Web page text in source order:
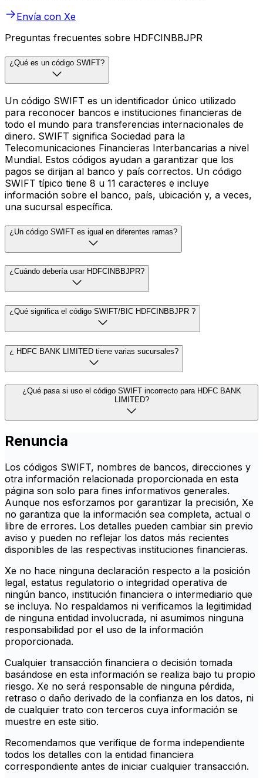
Envía con Xe
Preguntas frecuentes sobre HDFCINBBJPR
¿Qué es un código SWIFT?
Un código SWIFT es un identificador único utilizado
para reconocer bancos e instituciones financieras de
todo el mundo para transferencias internacionales de
dinero. SWIFT significa Sociedad para la
Telecomunicaciones Financieras Interbancarias a nivel
Mundial. Estos códigos ayudan a garantizar que los
pagos se dirijan al banco y país correctos. Un código
SWIFT típico tiene 8 u 11 caracteres e incluye
información sobre el banco, país, ubicación y, a veces,
una sucursal específica.
¿Un código SWIFT es igual en diferentes ramas?
¿Cuándo debería usar HDFCINBBJPR?
¿Qué significa el código SWIFT/BIC HDFCINBBJPR ?
¿ HDFC BANK LIMITED tiene varias sucursales?
¿Qué pasa si uso el código SWIFT incorrecto para HDFC BANK
LIMITED?
Renuncia
Los códigos SWIFT, nombres de bancos, direcciones y
otra información relacionada proporcionada en esta
página son solo para fines informativos generales.
Aunque nos esforzamos por garantizar la precisión, Xe
no garantiza que la información sea completa, actual o
libre de errores. Los detalles pueden cambiar sin previo
aviso y pueden no reflejar los datos más recientes
disponibles de las respectivas instituciones financieras.
Xe no hace ninguna declaración respecto a la posición
legal, estatus regulatorio o integridad operativa de
ningún banco, institución financiera o intermediario que
se incluya. No respaldamos ni verificamos la legitimidad
de ninguna entidad involucrada, ni asumimos ninguna
responsabilidad por el uso de la información
proporcionada.
Cualquier transacción financiera o decisión tomada
basándose en esta información se realiza bajo tu propio
riesgo. Xe no será responsable de ninguna pérdida,
retraso o daño derivado de la confianza en los datos, ni
de cualquier trato con terceros cuya información se
muestre en este sitio.
Recomendamos que verifique de forma independiente
todos los detalles con la entidad financiera
correspondiente antes de iniciar cualquier transacción.